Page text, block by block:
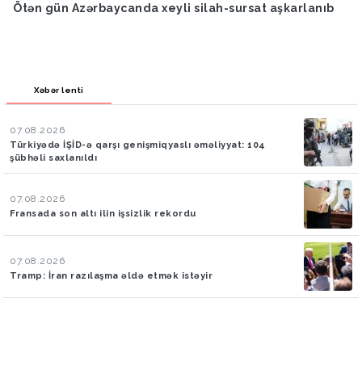
Ötən gün Azərbaycanda xeyli silah-sursat aşkarlanıb
Xəbər lenti
07.08.2026
Türkiyədə İŞİD-ə qarşı genişmiqyaslı əməliyyat: 104
şübhəli saxlanıldı
07.08.2026
Fransada son altı ilin işsizlik rekordu
07.08.2026
Tramp: İran razılaşma əldə etmək istəyir